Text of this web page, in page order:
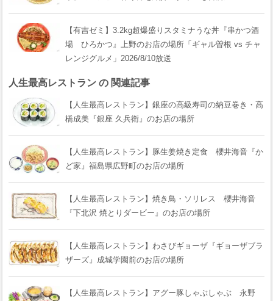
【有吉ゼミ】3.2kg超爆盛りスタミナうな丼『串かつ酒
場 ひろかつ』上野のお店の場所「ギャル曽根 vs チャ
レンジグルメ」2026/8/10放送
人生最高レストラン の 関連記事
【人生最高レストラン】銀座の高級寿司の納豆巻き・高
橋成美『銀座 久兵衛』のお店の場所
【人生最高レストラン】豚生姜焼き定食 櫻井海音『か
ど家』福島県広野町のお店の場所
【人生最高レストラン】焼き鳥・ソリレス 櫻井海音
『下北沢 焼とりダービー』のお店の場所
【人生最高レストラン】わさびギョーザ『ギョーザブラ
ザーズ』成城学園前のお店の場所
【人生最高レストラン】アグー豚しゃぶしゃぶ 永野